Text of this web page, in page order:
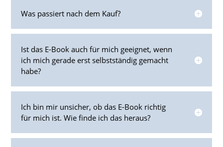
Was passiert nach dem Kauf?
Ist das E-Book auch für mich geeignet, wenn
ich mich gerade erst selbstständig gemacht
habe?
Ich bin mir unsicher, ob das E-Book richtig
für mich ist. Wie finde ich das heraus?